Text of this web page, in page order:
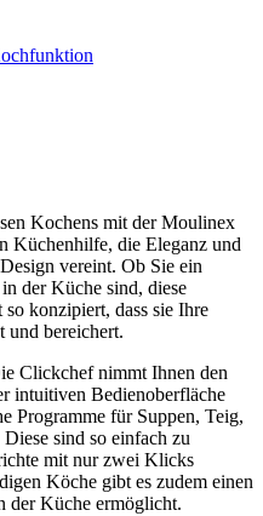
Kochens mit der Moulinex
Küchenhilfe, die Eleganz und
vereint. Ob Sie ein
der Küche sind, diese
konzipiert, dass sie Ihre
und bereichert.
Clickchef nimmt Ihnen den
intuitiven Bedienoberfläche
Programme für Suppen, Teig,
sind so einfach zu
mit nur zwei Klicks
Köche gibt es zudem einen
der Küche ermöglicht.